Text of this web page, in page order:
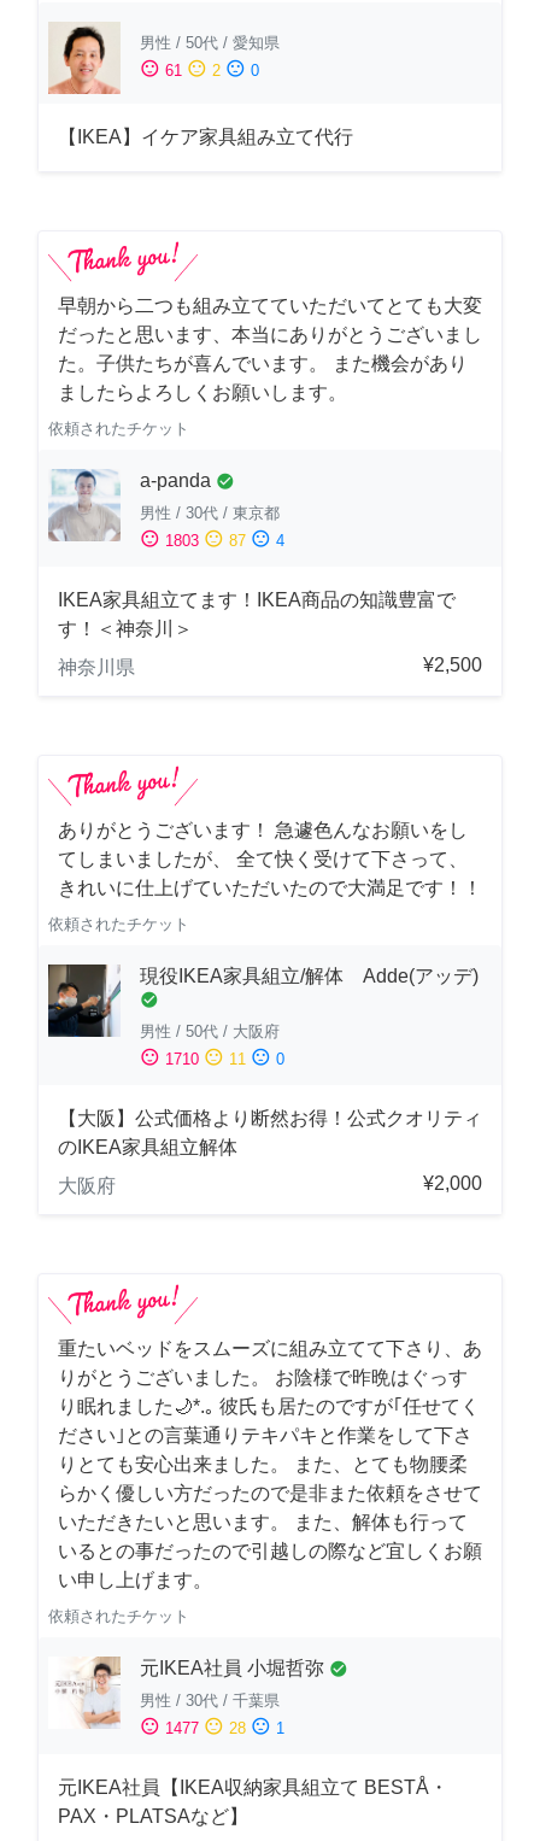
男性 / 50代 / 愛知県
sentiment_satisfied 61 sentiment_neutral 2 sentiment_dissatisfied 0
【IKEA】イケア家具組み立て代行
早朝から二つも組み立てていただいてとても大変
だったと思います、本当にありがとうございまし
た。子供たちが喜んでいます。 また機会があり
ましたらよろしくお願いします。
依頼されたチケット
a-panda check_circle
男性 / 30代 / 東京都
sentiment_satisfied 1803 sentiment_neutral 87 sentiment_dissatisfied 4
IKEA家具組立てます！IKEA商品の知識豊富で
す！＜神奈川＞
神奈川県
¥2,500
ありがとうございます！ 急遽色んなお願いをし
てしまいましたが、 全て快く受けて下さって、
きれいに仕上げていただいたので大満足です！！
依頼されたチケット
現役IKEA家具組立/解体 Adde(アッデ)
check_circle
男性 / 50代 / 大阪府
sentiment_satisfied 1710 sentiment_neutral 11 sentiment_dissatisfied 0
【大阪】公式価格より断然お得！公式クオリティ
のIKEA家具組立解体
大阪府
¥2,000
重たいベッドをスムーズに組み立てて下さり、あ
りがとうございました。 お陰様で昨晩はぐっす
り眠れました🌙*.｡ 彼氏も居たのですが｢任せてく
ださい｣との言葉通りテキパキと作業をして下さ
りとても安心出来ました。 また、とても物腰柔
らかく優しい方だったので是非また依頼をさせて
いただきたいと思います。 また、解体も行って
いるとの事だったので引越しの際など宜しくお願
い申し上げます。
依頼されたチケット
元IKEA社員 小堀哲弥 check_circle
男性 / 30代 / 千葉県
sentiment_satisfied 1477 sentiment_neutral 28 sentiment_dissatisfied 1
元IKEA社員【IKEA収納家具組立て BESTÅ・
PAX・PLATSAなど】